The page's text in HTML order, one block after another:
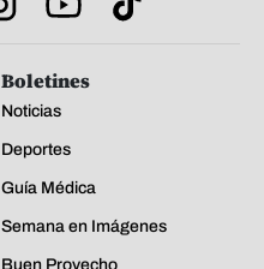
Boletines
Noticias
Deportes
Guía Médica
Semana en Imágenes
Buen Provecho